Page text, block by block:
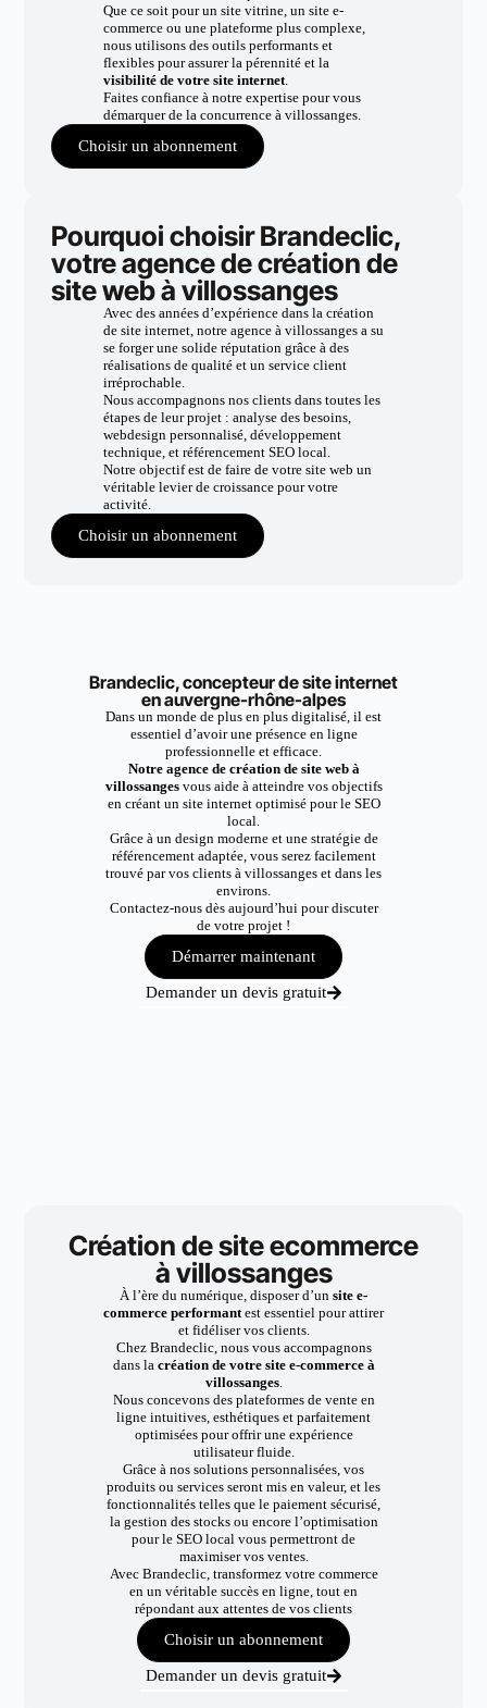
Que ce soit pour un site vitrine, un site e-
commerce ou une plateforme plus complexe,
nous utilisons des outils performants et
flexibles pour assurer la pérennité et la
visibilité de votre site internet.
Faites confiance à notre expertise pour vous
démarquer de la concurrence à villossanges.
Choisir un abonnement
Pourquoi choisir Brandeclic,
votre agence de création de
site web à villossanges
Avec des années d’expérience dans la création
de site internet, notre agence à villossanges a su
se forger une solide réputation grâce à des
réalisations de qualité et un service client
irréprochable.
Nous accompagnons nos clients dans toutes les
étapes de leur projet : analyse des besoins,
webdesign personnalisé, développement
technique, et référencement SEO local.
Notre objectif est de faire de votre site web un
véritable levier de croissance pour votre
activité.
Choisir un abonnement
Brandeclic, concepteur de site internet
en auvergne-rhône-alpes
Dans un monde de plus en plus digitalisé, il est
essentiel d’avoir une présence en ligne
professionnelle et efficace.
Notre agence de création de site web à
villossangesvous aide à atteindre vos objectifs
en créant un site internet optimisé pour le SEO
local.
Grâce à un design moderne et une stratégie de
référencement adaptée, vous serez facilement
trouvé par vos clients à villossanges et dans les
environs.
Contactez-nous dès aujourd’hui pour discuter
de votre projet !
Démarrer maintenant
Demander un devis gratuit
Création de site ecommerce
à villossanges
À l’ère du numérique, disposer d’un site e-
commerce performantest essentiel pour attirer
et fidéliser vos clients.
Chez Brandeclic, nous vous accompagnons
dans la création de votre site e-commerce à
villossanges.
Nous concevons des plateformes de vente en
ligne intuitives, esthétiques et parfaitement
optimisées pour offrir une expérience
utilisateur fluide.
Grâce à nos solutions personnalisées, vos
produits ou services seront mis en valeur, et les
fonctionnalités telles que le paiement sécurisé,
la gestion des stocks ou encore l’optimisation
pour le SEO local vous permettront de
maximiser vos ventes.
Avec Brandeclic, transformez votre commerce
en un véritable succès en ligne, tout en
répondant aux attentes de vos clients
Choisir un abonnement
Demander un devis gratuit